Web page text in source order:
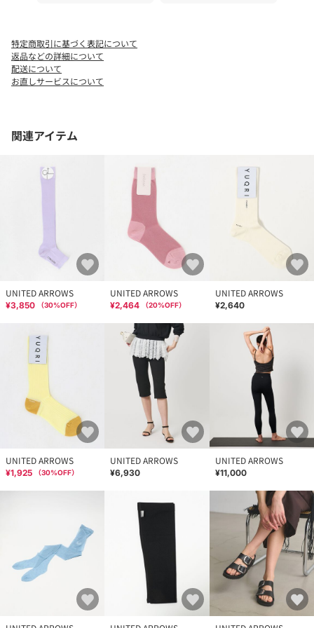
※商品画像は、光の当たり具合やパソコンなどの閲覧環境によ
り、実際の色味と異なって見える場合がございます。あらかじめ
ご了承ください。
※商品の色味の目安は、商品単体の画像をご参照ください。
品名：TO/35 LOOSE SOCKS 品番：15836990217
特定商取引に基づく表記について
返品などの詳細について
配送について
お直しサービスについて
関連アイテム
UNITED ARROWS
¥3,850 （30%OFF）
UNITED ARROWS
¥2,464 （20%OFF）
UNITED ARROWS
¥2,640
UNITED ARROWS
¥1,925 （30%OFF）
UNITED ARROWS
¥6,930
UNITED ARROWS
¥11,000